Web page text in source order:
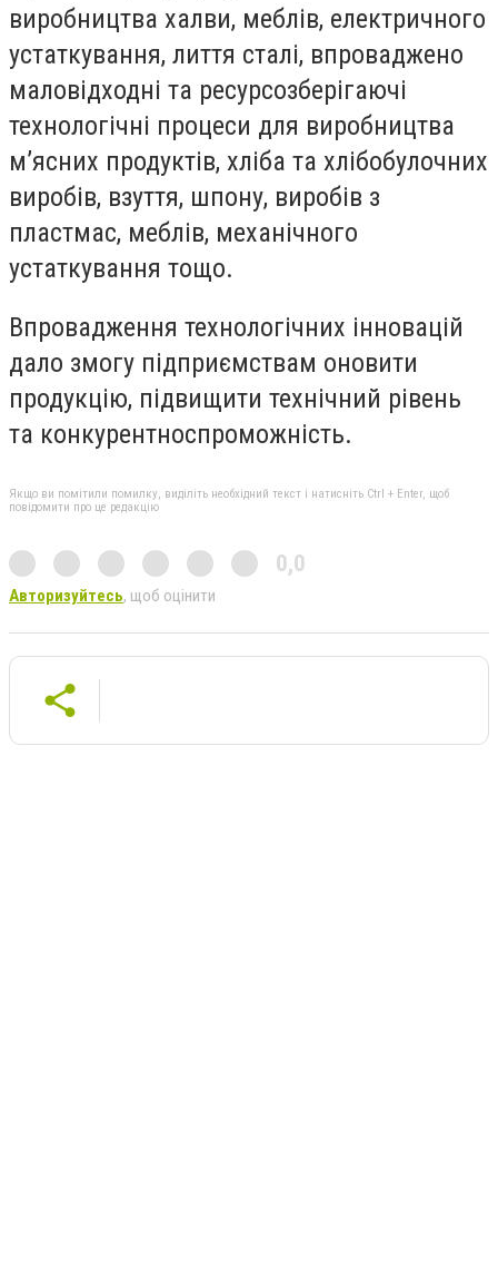
виробництва халви, меблів, електричного
устаткування, лиття сталі, впроваджено
маловідходні та ресурсозберігаючі
технологічні процеси для виробництва
м’ясних продуктів, хліба та хлібобулочних
виробів, взуття, шпону, виробів з
пластмас, меблів, механічного
устаткування тощо.
Впровадження технологічних інновацій
дало змогу підприємствам оновити
продукцію, підвищити технічний рівень
та конкурентноспроможність.
Якщо ви помітили помилку, виділіть необхідний текст і натисніть Ctrl + Enter, щоб
повідомити про це редакцію
0,0
Авторизуйтесь, щоб оцінити